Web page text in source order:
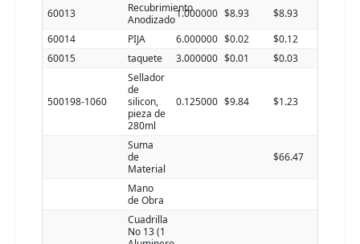
60013
Recubrimiento
Anodizado1.000000 $8.93
$8.93
60014
PIJA 6.000000 $0.02
$0.12
60015
taquete 3.000000 $0.01 $0.03
500198-1060
Sellador
de
silicon,
pieza de
280ml
0.125000 $9.84 $1.23
Suma
de
Material
$66.47
Mano
de Obra
Cuadrilla
No 13 (1